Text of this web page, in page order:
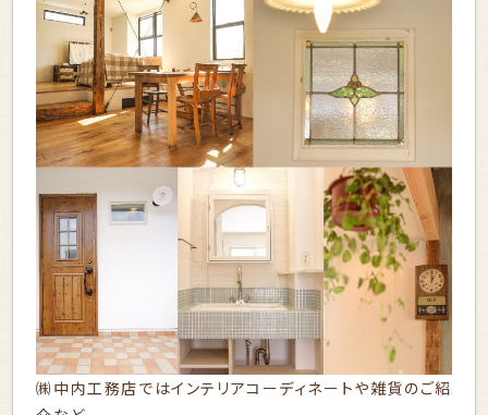
㈱中内工務店ではインテリアコーディネートや雑貨のご紹